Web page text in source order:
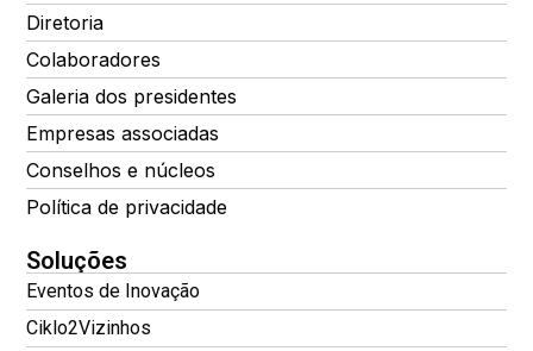
Diretoria
Colaboradores
Galeria dos presidentes
Empresas associadas
Conselhos e núcleos
Política de privacidade
Soluções
Eventos de Inovação
Ciklo2Vizinhos